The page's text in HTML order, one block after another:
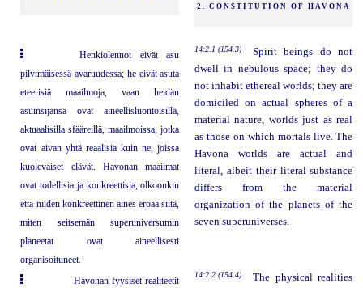
2. CONSTITUTION OF HAVONA
Henkiolennot eivät asu
pilvimäisessä avaruudessa; he eivät asuta
eteerisiä maailmoja, vaan heidän
asuinsijansa ovat aineellisluontoisilla,
aktuaalisilla sfääreillä, maailmoissa, jotka
ovat aivan yhtä reaalisia kuin ne, joissa
kuolevaiset elävät. Havonan maailmat
ovat todellisia ja konkreettisia, olkoonkin
että niiden konkreettinen aines eroaa siitä,
miten seitsemän superuniversumin
planeetat ovat aineellisesti
organisoituneet.
14:2.1 (154.3)
Spirit beings do not
dwell in nebulous space; they do
not inhabit ethereal worlds; they are
domiciled on actual spheres of a
material nature, worlds just as real
as those on which mortals live. The
Havona worlds are actual and
literal, albeit their literal substance
differs from the material
organization of the planets of the
seven superuniverses.
Havonan fyysiset realiteetit
14:2.2 (154.4)
The physical realities